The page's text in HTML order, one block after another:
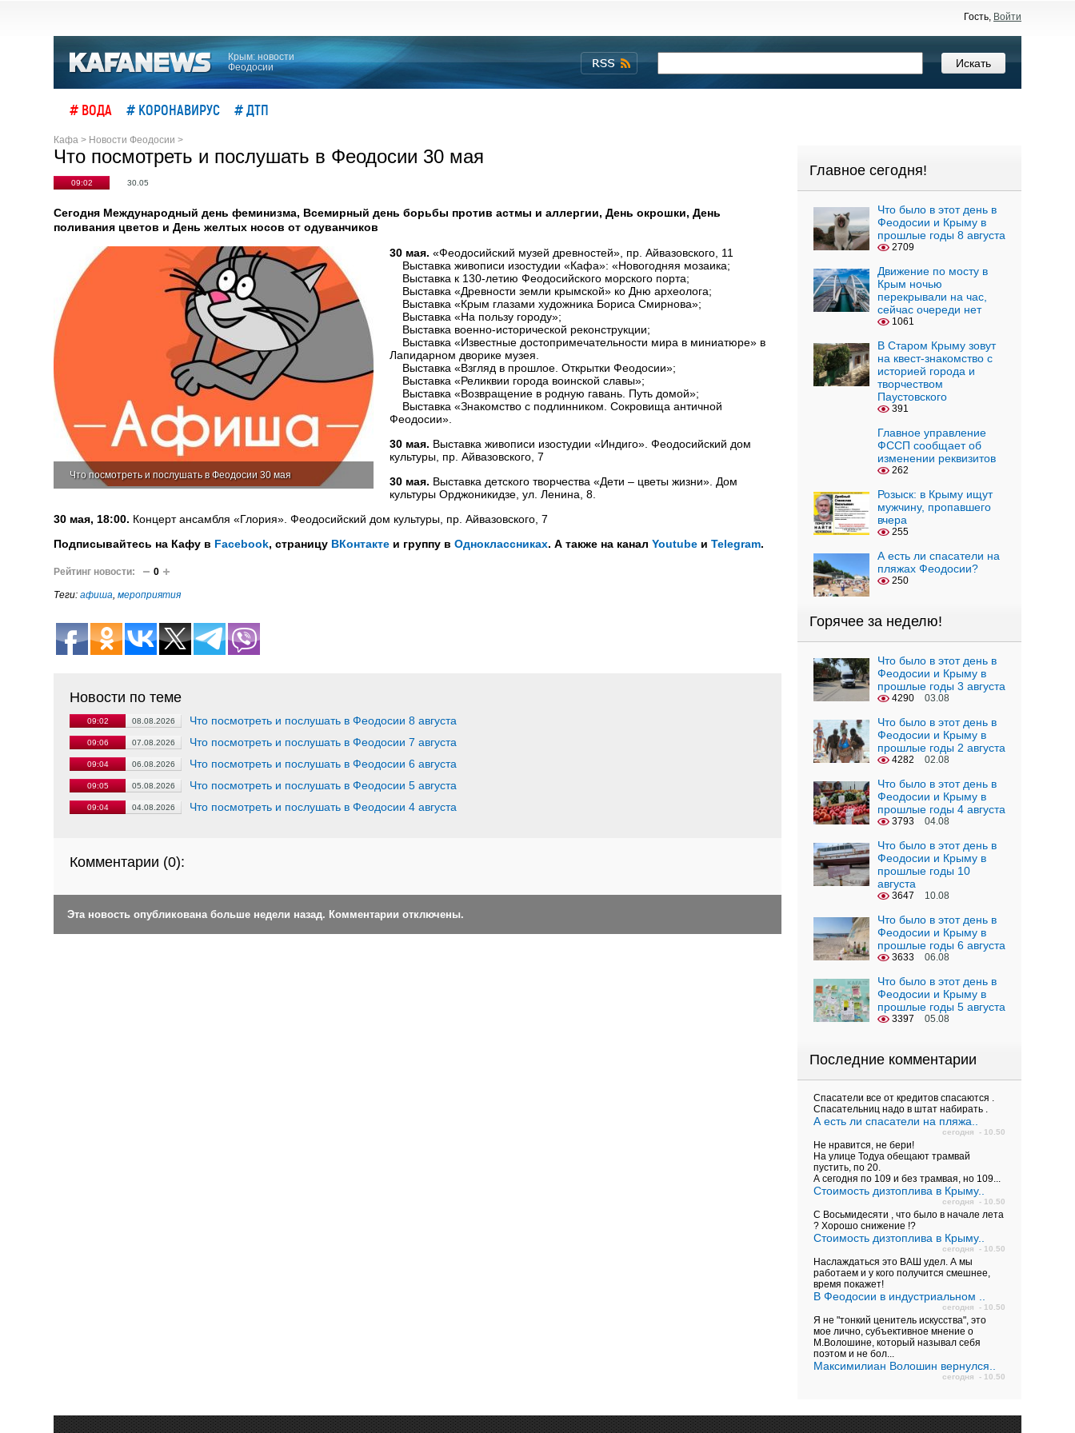
Гость, Войти
Крым: новости
Феодосии
# ВОДА # КОРОНАВИРУС # ДТП
Кафа > Новости Феодосии >
Что посмотреть и послушать в Феодосии 30 мая
09:02 30.05
Сегодня Международный день феминизма, Всемирный день борьбы против астмы и аллергии, День окрошки, День
поливания цветов и День желтых носов от одуванчиков
Что посмотреть и послушать в Феодосии 30 мая
30 мая. «Феодосийский музей древностей», пр. Айвазовского, 11
Выставка живописи изостудии «Кафа»: «Новогодняя мозаика;
Выставка к 130-летию Феодосийского морского порта;
Выставка «Древности земли крымской» ко Дню археолога;
Выставка «Крым глазами художника Бориса Смирнова»;
Выставка «На пользу городу»;
Выставка военно-исторической реконструкции;
Выставка «Известные достопримечательности мира в миниатюре» в
Лапидарном дворике музея.
Выставка «Взгляд в прошлое. Открытки Феодосии»;
Выставка «Реликвии города воинской славы»;
Выставка «Возвращение в родную гавань. Путь домой»;
Выставка «Знакомство с подлинником. Сокровища античной
Феодосии».
30 мая. Выставка живописи изостудии «Индиго». Феодосийский дом
культуры, пр. Айвазовского, 7
30 мая. Выставка детского творчества «Дети – цветы жизни». Дом
культуры Орджоникидзе, ул. Ленина, 8.
30 мая, 18:00. Концерт ансамбля «Глория». Феодосийский дом культуры, пр. Айвазовского, 7
Подписывайтесь на Кафу в Facebook, страницу ВКонтакте и группу в Одноклассниках. А также на канал Youtube и Telegram.
Рейтинг новости: 0
Теги: афиша, мероприятия
Новости по теме
09:02 08.08.2026 Что посмотреть и послушать в Феодосии 8 августа
09:06 07.08.2026 Что посмотреть и послушать в Феодосии 7 августа
09:04 06.08.2026 Что посмотреть и послушать в Феодосии 6 августа
09:05 05.08.2026 Что посмотреть и послушать в Феодосии 5 августа
09:04 04.08.2026 Что посмотреть и послушать в Феодосии 4 августа
Комментарии (0):
Эта новость опубликована больше недели назад. Комментарии отключены.
Главное сегодня!
Что было в этот день в
Феодосии и Крыму в
прошлые годы 8 августа
2709
Движение по мосту в
Крым ночью
перекрывали на час,
сейчас очереди нет
1061
В Старом Крыму зовут
на квест-знакомство с
историей города и
творчеством
Паустовского
391
Главное управление
ФССП сообщает об
изменении реквизитов
262
Розыск: в Крыму ищут
мужчину, пропавшего
вчера
255
А есть ли спасатели на
пляжах Феодосии?
250
Горячее за неделю!
Что было в этот день в
Феодосии и Крыму в
прошлые годы 3 августа
4290 03.08
Что было в этот день в
Феодосии и Крыму в
прошлые годы 2 августа
4282 02.08
Что было в этот день в
Феодосии и Крыму в
прошлые годы 4 августа
3793 04.08
Что было в этот день в
Феодосии и Крыму в
прошлые годы 10
августа
3647 10.08
Что было в этот день в
Феодосии и Крыму в
прошлые годы 6 августа
3633 06.08
Что было в этот день в
Феодосии и Крыму в
прошлые годы 5 августа
3397 05.08
Последние комментарии
Спасатели все от кредитов спасаются .
Спасательниц надо в штат набирать .
А есть ли спасатели на пляжа..
сегодня - 10.50
Не нравится, не бери!
На улице Тодуа обещают трамвай
пустить, по 20.
А сегодня по 109 и без трамвая, но 109...
Стоимость дизтоплива в Крыму..
сегодня - 10.50
С Восьмидесяти , что было в начале лета
? Хорошо снижение !?
Стоимость дизтоплива в Крыму..
сегодня - 10.50
Наслаждаться это ВАШ удел. А мы
работаем и у кого получится смешнее,
время покажет!
В Феодосии в индустриальном ..
сегодня - 10.50
Я не "тонкий ценитель искусства", это
мое лично, субъективное мнение о
М.Волошине, который называл себя
поэтом и не бол...
Максимилиан Волошин вернулся..
сегодня - 10.50